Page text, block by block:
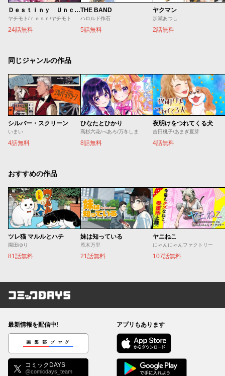
Ｄｅｓｔｉｎｙ Ｕｎｃｈａｉｎ Ｏｎｌｉｎｅ 吸血鬼少女となって、やがて『赤の魔王』と呼ばれるようになりました
ヤチモト/ｒｅｓｎ/ヤチモト
24話無料
THE BAND
ハロルド作石
5話無料
ヤクマン
加瀬あつし
2話無料
同じジャンルの作品
シルバー・スクリーン
いまい
4話無料
ひなたとひかり
高杉六花/べあろ/万冬しま
8話無料
夜明けをつれてくる犬
吉田桃子/あまぎ夏芽
4話無料
おすすめの作品
ツレ猫 マルルとハチ
園田ゆり
81話無料
妹は知っている
雁木万里
21話無料
ヤニねこ
にゃんにゃんファクトリー
107話無料
コミックDAYS
最新情報を配信中!
編集部ブログ
コミックDAYS
@comicdays_team
アプリもあります